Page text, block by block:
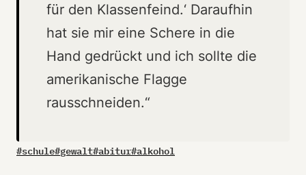
für den Klassenfeind.‘ Daraufhin
hat sie mir eine Schere in die
Hand gedrückt und ich sollte die
amerikanische Flagge
rausschneiden.“
#schule#gewalt#abitur#alkohol